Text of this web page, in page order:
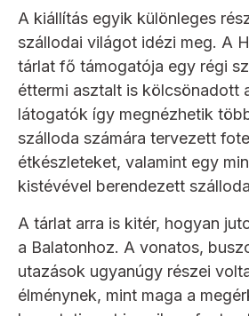
A kiállítás egyik különleges
szállodai világot idézi meg. A
tárlat fő támogatója egy régi
éttermi asztalt is kölcsönadott
látogatók így megnézhetik
szálloda számára tervezett
étkészleteket, valamint egy
kistévével berendezett
A tárlat arra is kitér, hogyan
a Balatonhoz. A vonatos,
utazások ugyanúgy részei
élménynek, mint maga a